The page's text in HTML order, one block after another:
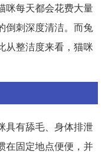
咪每天都会花费大量
倒刺深度清洁。而兔
从整洁度来看，猫咪
具有舔毛、身体排泄
在固定地点便便，并